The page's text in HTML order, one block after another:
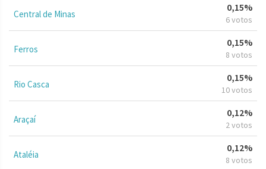
Central de Minas
0,15%
6 votos
Ferros
0,15%
8 votos
Rio Casca
0,15%
10 votos
Araçaí
0,12%
2 votos
Ataléia
0,12%
8 votos